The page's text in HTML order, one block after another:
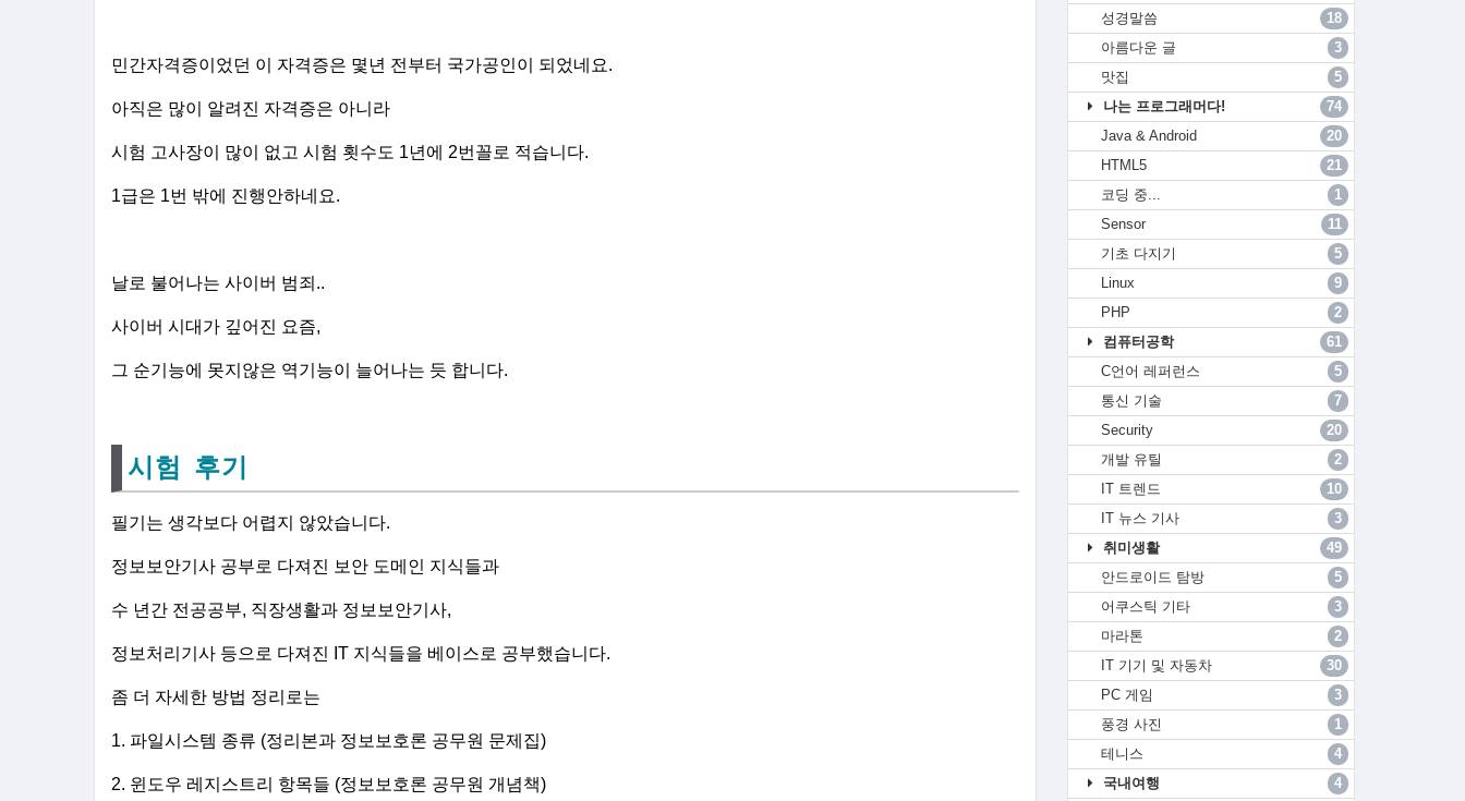
민간자격증이었던 이 자격증은 몇년 전부터 국가공인이 되었네요.
아직은 많이 알려진 자격증은 아니라
시험 고사장이 많이 없고 시험 횟수도 1년에 2번꼴로 적습니다.
1급은 1번 밖에 진행안하네요.
날로 불어나는 사이버 범죄..
사이버 시대가 깊어진 요즘,
그 순기능에 못지않은 역기능이 늘어나는 듯 합니다.
시험 후기
필기는 생각보다 어렵지 않았습니다.
정보보안기사 공부로 다져진 보안 도메인 지식들과
수 년간 전공공부, 직장생활과 정보보안기사,
정보처리기사 등으로 다져진 IT 지식들을 베이스로 공부했습니다.
좀 더 자세한 방법 정리로는
1. 파일시스템 종류 (정리본과 정보보호론 공무원 문제집)
2. 윈도우 레지스트리 항목들 (정보보호론 공무원 개념책)
성경말씀
18
아름다운 글
3
맛집
5
나는 프로그래머다!
74
Java & Android
20
HTML5
21
코딩 중...
1
Sensor
11
기초 다지기
5
Linux
9
PHP
2
컴퓨터공학
61
C언어 레퍼런스
5
통신 기술
7
Security
20
개발 유틸
2
IT 트렌드
10
IT 뉴스 기사
3
취미생활
49
안드로이드 탐방
5
어쿠스틱 기타
3
마라톤
2
IT 기기 및 자동차
30
PC 게임
3
풍경 사진
1
테니스
4
국내여행
4